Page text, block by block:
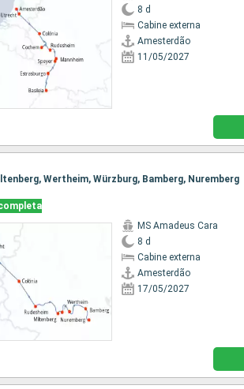
8 d
Cabine externa
Amesterdão
11/05/2027
Wertheim, Würzburg, Bamberg, Nuremberg
MS Amadeus Cara
8 d
Cabine externa
Amesterdão
17/05/2027